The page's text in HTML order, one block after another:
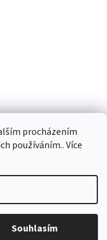
procházením
používáním.. Více
Souhlasím
práva vyhrazena.